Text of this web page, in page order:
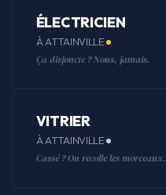
ÉLECTRICIEN
À ATTAINVILLE
Ça disjoncte ? Nous, jamais.
VITRIER
À ATTAINVILLE
Cassé ? On recolle les morceaux.